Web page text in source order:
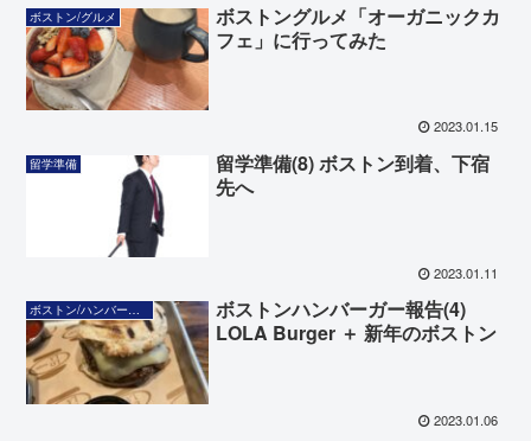
ボストン/グルメ
ボストングルメ「オーガニックカ
フェ」に行ってみた
2023.01.15
留学準備
留学準備(8) ボストン到着、下宿
先へ
2023.01.11
ボストン/ハンバーガー
ボストンハンバーガー報告(4)
LOLA Burger ＋ 新年のボストン
2023.01.06